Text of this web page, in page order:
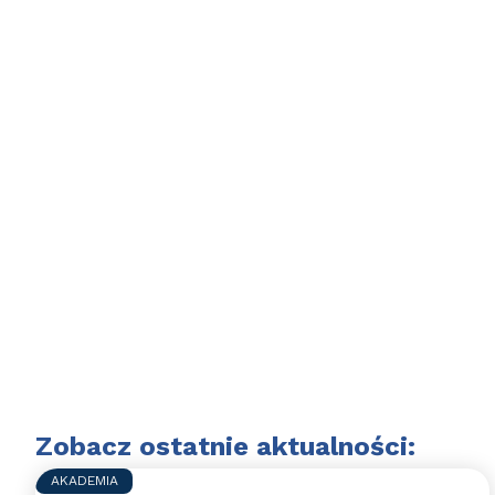
Zobacz ostatnie aktualności:
AKADEMIA